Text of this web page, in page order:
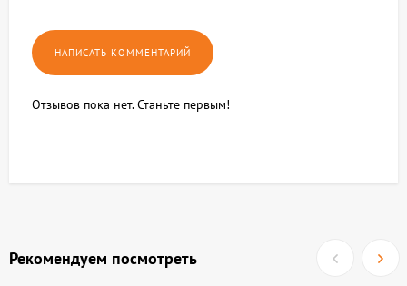
Отзывов пока нет. Станьте первым!
Рекомендуем посмотреть